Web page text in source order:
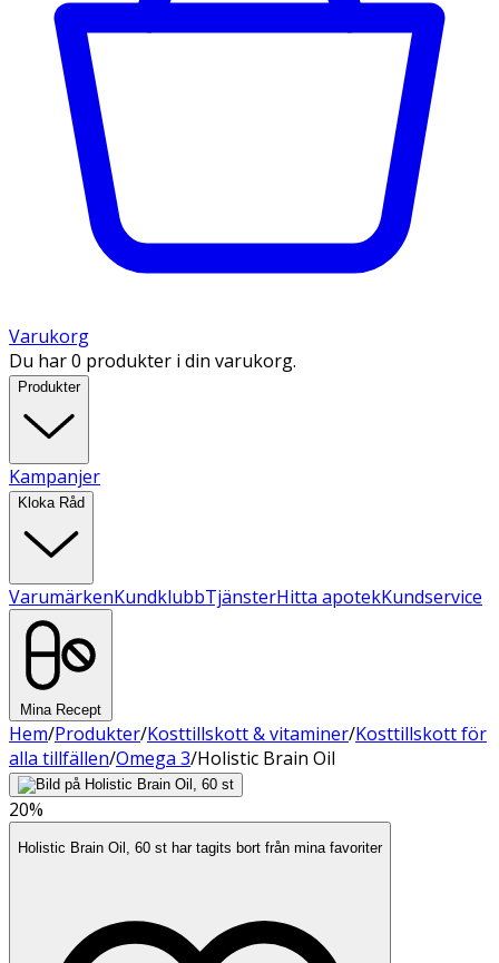
Varukorg
Du har 0 produkter i din varukorg.
Produkter
Kampanjer
Kloka Råd
VarumärkenKundklubbTjänsterHitta apotekKundservice
Mina Recept
Hem/Produkter/Kosttillskott & vitaminer/Kosttillskott för
alla tillfällen/Omega 3/Holistic Brain Oil
20%
Holistic Brain Oil, 60 st har tagits bort från mina favoriter